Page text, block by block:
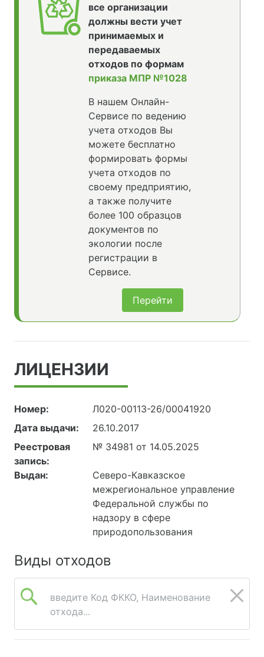
все организации
должны вести учет
принимаемых и
передаваемых
отходов по формам
приказа МПР №1028
В нашем Онлайн-
Сервисе по ведению
учета отходов Вы
можете бесплатно
формировать формы
учета отходов по
своему предприятию,
а также получите
более 100 образцов
документов по
экологии после
регистрации в
Сервисе.
Перейти
ЛИЦЕНЗИИ
Номер:
Л020-00113-26/00041920
Дата выдачи:
26.10.2017
Реестровая
запись:
№ 34981 от 14.05.2025
Выдан:
Северо-Кавказское
межрегиональное управление
Федеральной службы по
надзору в сфере
природопользования
Виды отходов
введите Код ФККО, Наименование
отхода...